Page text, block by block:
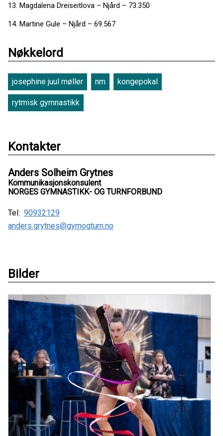
13. Magdalena Dreiseitlova – Njård – 73.350
14. Martine Gule – Njård – 69.567
Nøkkelord
josephine juul møller nm kongepokal
rytmisk gymnastikk
Kontakter
Anders Solheim Grytnes
Kommunikasjonskonsulent
NORGES GYMNASTIKK- OG TURNFORBUND
Tel: 90932129
anders.grytnes@gymogturn.no
Bilder